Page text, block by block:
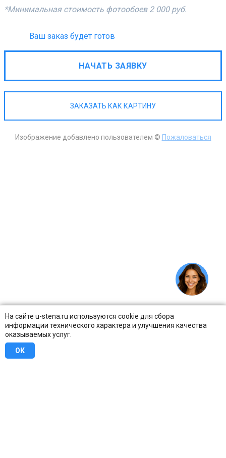
На сайте u-stena.ru используются cookie для сбора
информации технического характера и улучшения качества
оказываемых услуг.
ОК
*Минимальная стоимость фотообоев 2 000 руб.
Ваш заказ будет готов
НАЧАТЬ ЗАЯВКУ
ЗАКАЗАТЬ КАК КАРТИНУ
Изображение добавлено пользователем © Пожаловаться